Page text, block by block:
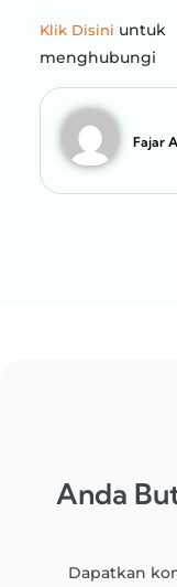
Klik Disini untuk
menghubungi
Fajar
Anda
Dapatkan